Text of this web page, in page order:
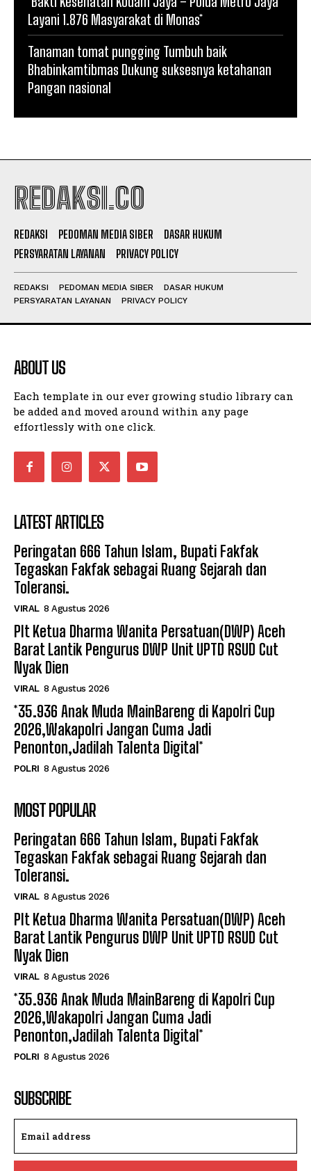
Layani 1.876 Masyarakat di Monas*
Tanaman tomat pungging Tumbuh baik
Bhabinkamtibmas Dukung suksesnya ketahanan
Pangan nasional
REDAKSI.CO
REDAKSI PEDOMAN MEDIA SIBER
DASAR HUKUM
PERSYARATAN LAYANAN
PRIVACY POLICY
REDAKSI PEDOMAN MEDIA SIBER
DASAR HUKUM
PERSYARATAN LAYANAN
PRIVACY POLICY
ABOUT US
Each template in our ever growing studio library can
be added and moved around within any page
effortlessly with one click.
LATEST ARTICLES
Peringatan 666 Tahun Islam, Bupati Fakfak
Tegaskan Fakfak sebagai Ruang Sejarah dan
Toleransi.
VIRAL 8 Agustus 2026
Plt Ketua Dharma Wanita Persatuan(DWP) Aceh
Barat Lantik Pengurus DWP Unit UPTD RSUD Cut
Nyak Dien
VIRAL 8 Agustus 2026
*35.936 Anak Muda MainBareng di Kapolri Cup
2026,Wakapolri Jangan Cuma Jadi
Penonton,Jadilah Talenta Digital*
POLRI 8 Agustus 2026
MOST POPULAR
Peringatan 666 Tahun Islam, Bupati Fakfak
Tegaskan Fakfak sebagai Ruang Sejarah dan
Toleransi.
VIRAL 8 Agustus 2026
Plt Ketua Dharma Wanita Persatuan(DWP) Aceh
Barat Lantik Pengurus DWP Unit UPTD RSUD Cut
Nyak Dien
VIRAL 8 Agustus 2026
*35.936 Anak Muda MainBareng di Kapolri Cup
2026,Wakapolri Jangan Cuma Jadi
Penonton,Jadilah Talenta Digital*
POLRI 8 Agustus 2026
SUBSCRIBE